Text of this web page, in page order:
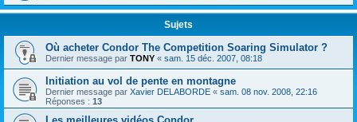
Sujets
Où acheter Condor The Competition Soaring Simulator ?
Dernier message par TONY « sam. 15 déc. 2007, 08:18
Initiation au vol de pente en montagne
Dernier message par Xavier DELABORDE « sam. 08 nov. 2008, 22:16
Réponses : 13